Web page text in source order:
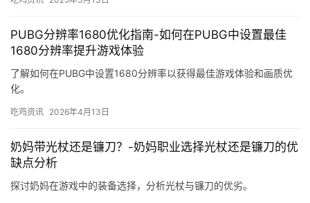
PUBG分辨率1680优化指南-如何在PUBG中设置最佳
1680分辨率提升游戏体验
了解如何在PUBG中设置1680分辨率以获得最佳游戏体验和画质优
化。
吃鸡资讯 2026年4月13日
奶妈带光杖还是镰刀？-奶妈职业选择光杖还是镰刀的优
缺点分析
探讨奶妈在游戏中的装备选择，分析光杖与镰刀的优劣。